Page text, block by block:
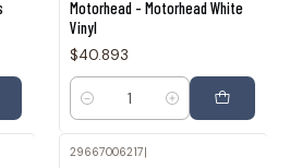
Motorhead - Motorhead White
Vinyl
$40.893
Cantidad
29667006217